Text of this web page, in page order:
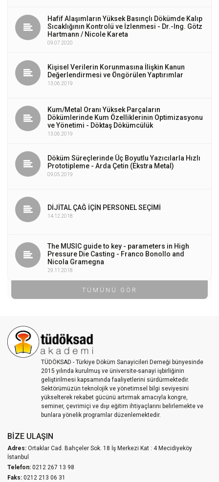
Hafif Alaşımların Yüksek Basınçlı Dökümde Kalıp
Sıcaklığının Kontrolü ve İzlenmesi - Dr.-Ing. Götz
Hartmann / Nicole Kareta
09.07.2020
Kişisel Verilerin Korunmasına İlişkin Kanun
Değerlendirmesi ve Öngörülen Yaptırımlar
13.06.2019
Kum/Metal Oranı Yüksek Parçaların
Dökümlerinde Kum Özelliklerinin Optimizasyonu
ve Yönetimi - Döktaş Dökümcülük
13.06.2019
Döküm Süreçlerinde Üç Boyutlu Yazıcılarla Hızlı
Prototipleme - Arda Çetin (Ekstra Metal)
09.05.2019
DİJİTAL ÇAĞ İÇİN PERSONEL SEÇİMİ
14.12.2018
The MUSIC guide to key - parameters in High
Pressure Die Casting - Franco Bonollo and
Nicola Gramegna
29.11.2018
TÜMÜNÜ GÖR
TÜDÖKSAD - Türkiye Döküm Sanayicileri Derneği bünyesinde
2015 yılında kurulmuş ve üniversite-sanayi işbirliğinin
geliştirilmesi kapsamında faaliyetlerini sürdürmektedir.
Sektörümüzün teknolojik ve yönetimsel bilgi seviyesini
yükselterek rekabet gücünü artırmak amacıyla kongre,
seminer, çevrimiçi ve dışı eğitim ihtiyaçlarını belirlemekte ve
bunlara yönelik programlar düzenlemektedir.
BIZE ULAŞIN
Adres: Ortaklar Cad. Bahçeler Sok. 18 İş Merkezi Kat : 4 Mecidiyeköy
İstanbul
Telefon: 0212 267 13 98
Faks: 0212 213 06 31